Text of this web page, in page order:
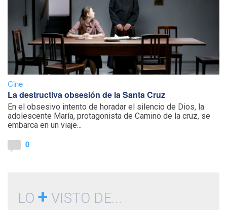
Cine
La destructiva obsesión de la Santa Cruz
En el obsesivo intento de horadar el silencio de Dios, la
adolescente María, protagonista de Camino de la cruz, se
embarca en un viaje...
0
LO + VISTO DE...